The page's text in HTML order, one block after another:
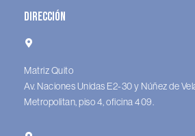
Dirección
Matriz Quito
Av. Naciones Unidas E2-30 y Núñez de
Metropolitan, piso 4, oficina 409.